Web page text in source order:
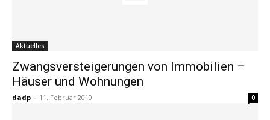
Aktuelles
Zwangsversteigerungen von Immobilien –
Häuser und Wohnungen
dadp - 11. Februar 2010 0